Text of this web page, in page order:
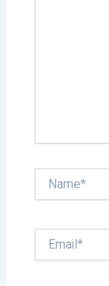
Name*
Email*